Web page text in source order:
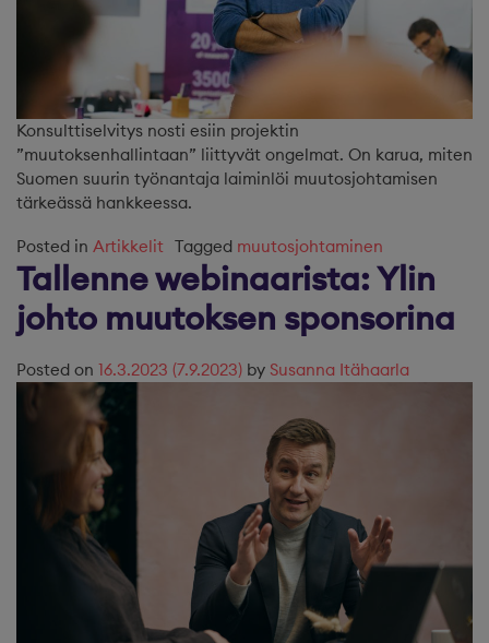
Konsulttiselvitys nosti esiin projektin
”muutoksenhallintaan” liittyvät ongelmat. On karua, miten
Suomen suurin työnantaja laiminlöi muutosjohtamisen
tärkeässä hankkeessa.
Posted in Artikkelit Tagged muutosjohtaminen
Tallenne webinaarista: Ylin
johto muutoksen sponsorina
Posted on 16.3.2023 (7.9.2023) by Susanna Itähaarla